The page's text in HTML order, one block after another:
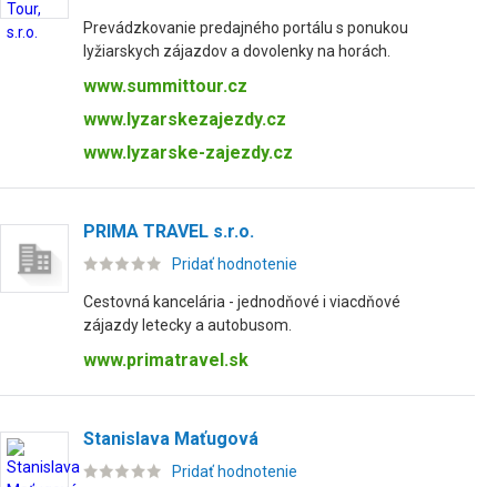
Prevádzkovanie predajného portálu s ponukou
lyžiarskych zájazdov a dovolenky na horách.
www.summittour.cz
www.lyzarskezajezdy.cz
www.lyzarske-zajezdy.cz
PRIMA TRAVEL s.r.o.
Pridať hodnotenie
Cestovná kancelária - jednodňové i viacdňové
zájazdy letecky a autobusom.
www.primatravel.sk
Stanislava Maťugová
Pridať hodnotenie